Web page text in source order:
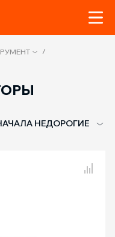
/
НЕДОРОГИЕ
товаров